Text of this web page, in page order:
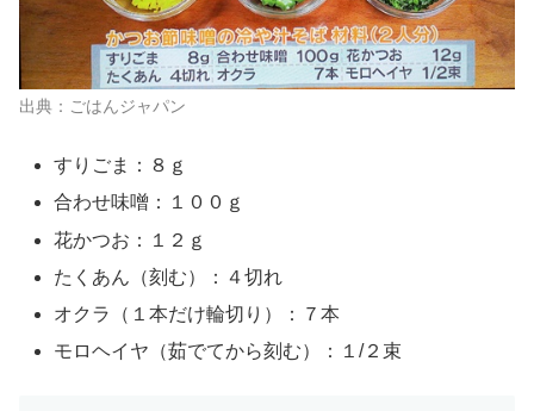
出典：ごはんジャパン
すりごま：８ｇ
合わせ味噌：１００ｇ
花かつお：１２ｇ
たくあん（刻む）：４切れ
オクラ（１本だけ輪切り）：７本
モロヘイヤ（茹でてから刻む）：１/２束